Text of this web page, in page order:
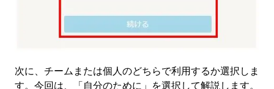
次に、チームまたは個人のどちらで利用するか選択しま
す。今回は、「自分のために」を選択して解説します。